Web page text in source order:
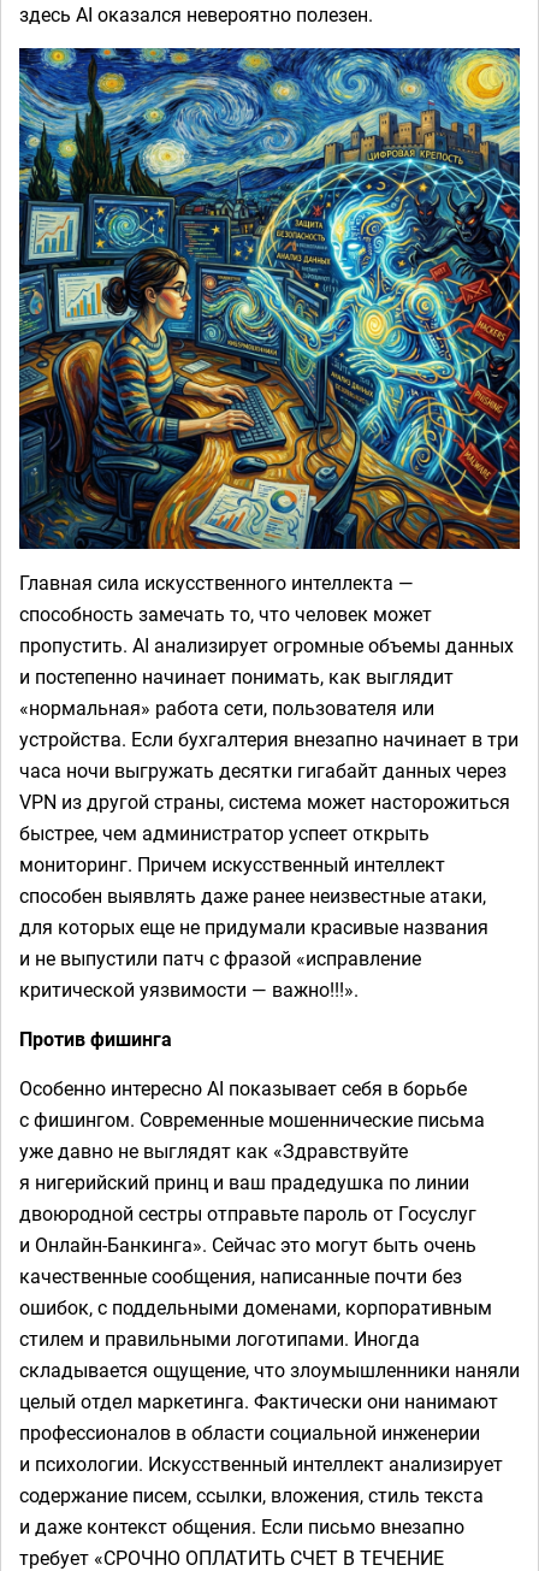
здесь AI оказался невероятно полезен.
Главная сила искусственного интеллекта —
способность замечать то, что человек может
пропустить. AI анализирует огромные объемы данных
и постепенно начинает понимать, как выглядит
«нормальная» работа сети, пользователя или
устройства. Если бухгалтерия внезапно начинает в три
часа ночи выгружать десятки гигабайт данных через
VPN из другой страны, система может насторожиться
быстрее, чем администратор успеет открыть
мониторинг. Причем искусственный интеллект
способен выявлять даже ранее неизвестные атаки,
для которых еще не придумали красивые названия
и не выпустили патч с фразой «исправление
критической уязвимости — важно!!!».
Против фишинга
Особенно интересно AI показывает себя в борьбе
с фишингом. Современные мошеннические письма
уже давно не выглядят как «Здравствуйте
я нигерийский принц и ваш прадедушка по линии
двоюродной сестры отправьте пароль от Госуслуг
и Онлайн-Банкинга». Сейчас это могут быть очень
качественные сообщения, написанные почти без
ошибок, с поддельными доменами, корпоративным
стилем и правильными логотипами. Иногда
складывается ощущение, что злоумышленники наняли
целый отдел маркетинга. Фактически они нанимают
профессионалов в области социальной инженерии
и психологии. Искусственный интеллект анализирует
содержание писем, ссылки, вложения, стиль текста
и даже контекст общения. Если письмо внезапно
требует «СРОЧНО ОПЛАТИТЬ СЧЕТ В ТЕЧЕНИЕ